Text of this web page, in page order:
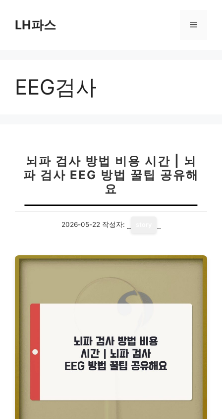
LH파스 메
EEG검사
뇌파 검사 방법 비용 시간 | 뇌
파 검사 EEG 방법 꿀팁 공유해
요
2026-05-22 작성자: